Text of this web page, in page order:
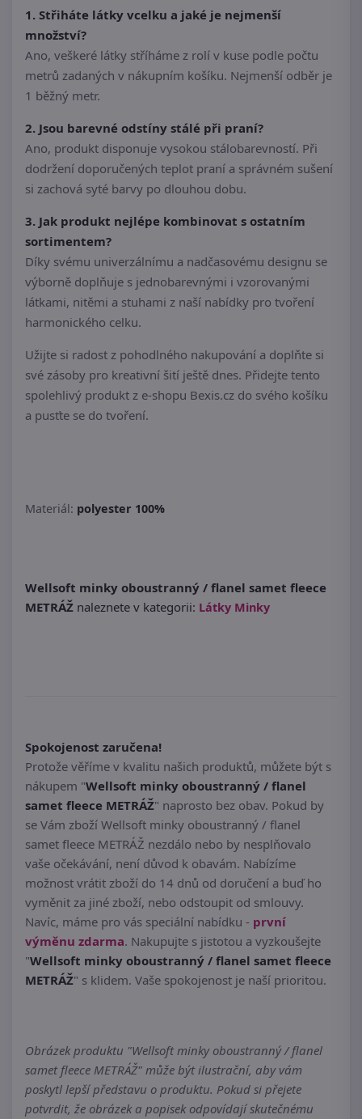
1. Střiháte látky vcelku a jaké je nejmenší
množství?
Ano, veškeré látky stříháme z rolí v kuse podle počtu
metrů zadaných v nákupním košíku. Nejmenší odběr je
1 běžný metr.
2. Jsou barevné odstíny stálé při praní?
Ano, produkt disponuje vysokou stálobarevností. Při
dodržení doporučených teplot praní a správném sušení
si zachová syté barvy po dlouhou dobu.
3. Jak produkt nejlépe kombinovat s ostatním
sortimentem?
Díky svému univerzálnímu a nadčasovému designu se
výborně doplňuje s jednobarevnými i vzorovanými
látkami, nitěmi a stuhami z naší nabídky pro tvoření
harmonického celku.
Užijte si radost z pohodlného nakupování a doplňte si
své zásoby pro kreativní šití ještě dnes. Přidejte tento
spolehlivý produkt z e-shopu Bexis.cz do svého košíku
a pusťte se do tvoření.
Materiál: polyester 100%
Wellsoft minky oboustranný / flanel samet fleece
METRÁŽ naleznete v kategorii: Látky Minky
Spokojenost zaručena!
Protože věříme v kvalitu našich produktů, můžete být s
nákupem "Wellsoft minky oboustranný / flanel
samet fleece METRÁŽ" naprosto bez obav. Pokud by
se Vám zboží Wellsoft minky oboustranný / flanel
samet fleece METRÁŽ nezdálo nebo by nesplňovalo
vaše očekávání, není důvod k obavám. Nabízíme
možnost vrátit zboží do 14 dnů od doručení a buď ho
vyměnit za jiné zboží, nebo odstoupit od smlouvy.
Navíc, máme pro vás speciální nabídku - první
výměnu zdarma. Nakupujte s jistotou a vyzkoušejte
"Wellsoft minky oboustranný / flanel samet fleece
METRÁŽ" s klidem. Vaše spokojenost je naší prioritou.
Obrázek produktu "Wellsoft minky oboustranný / flanel
samet fleece METRÁŽ" může být ilustrační, aby vám
poskytl lepší představu o produktu. Pokud si přejete
potvrdit, že obrázek a popisek odpovídají skutečnému